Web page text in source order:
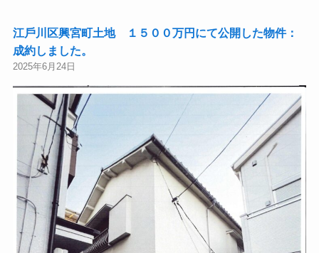
江⼾川区興宮町土地 １５００万円にて公開した物件：
成約しました。
2025年6月24日